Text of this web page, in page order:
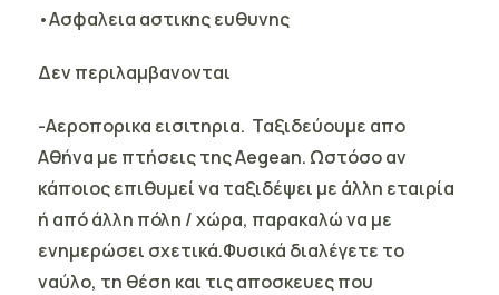
•Ασφαλεια αστικης ευθυνης
Δεν περιλαμβανονται
-Αεροπορικα εισιτηρια. Ταξιδεύουμε απο
Αθήνα με πτήσεις της Aegean. Ωστόσο αν
κάποιος επιθυμεί να ταξιδέψει με άλλη εταιρία
ή από άλλη πόλη / χώρα, παρακαλώ να με
ενημερώσει σχετικά.Φυσικά διαλέγετε το
ναύλο, τη θέση και τις αποσκευες που